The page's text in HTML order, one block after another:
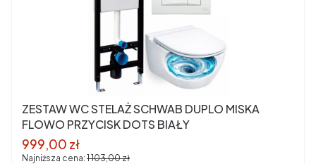
ZESTAW WC STELAŻ SCHWAB DUPLO MISKA
FLOWO PRZYCISK DOTS BIAŁY
Cena promocyjna
999,00 zł
Najniższa cena: 1 103,00 zł